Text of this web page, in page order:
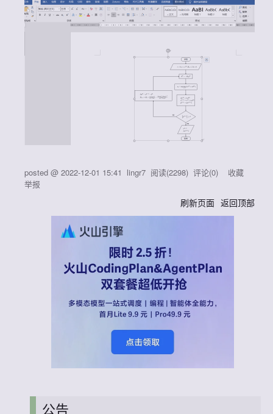
posted @ 2022-12-01 15:41 lingr7 阅读(2298) 评论(0) 收藏
举报
刷新页面 返回顶部
公告